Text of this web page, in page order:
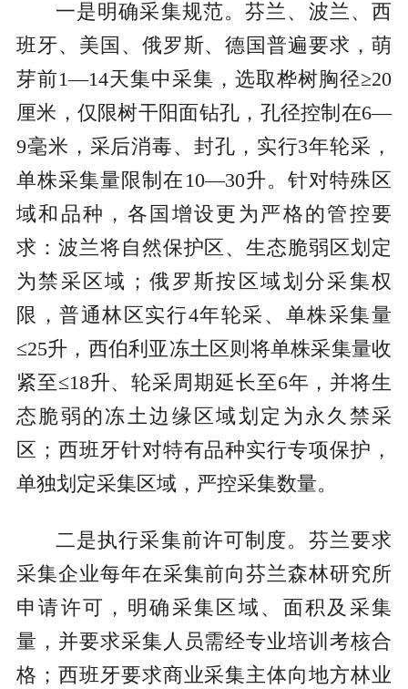
一是明确采集规范。芬兰、波兰、西
班牙、美国、俄罗斯、德国普遍要求，萌
芽前1—14天集中采集，选取桦树胸径≥20
厘米，仅限树干阳面钻孔，孔径控制在6—
9毫米，采后消毒、封孔，实行3年轮采，
单株采集量限制在10—30升。针对特殊区
域和品种，各国增设更为严格的管控要
求：波兰将自然保护区、生态脆弱区划定
为禁采区域；俄罗斯按区域划分采集权
限，普通林区实行4年轮采、单株采集量
≤25升，西伯利亚冻土区则将单株采集量收
紧至≤18升、轮采周期延长至6年，并将生
态脆弱的冻土边缘区域划定为永久禁采
区；西班牙针对特有品种实行专项保护，
单独划定采集区域，严控采集数量。
二是执行采集前许可制度。芬兰要求
采集企业每年在采集前向芬兰森林研究所
申请许可，明确采集区域、面积及采集
量，并要求采集人员需经专业培训考核合
格；西班牙要求商业采集主体向地方林业